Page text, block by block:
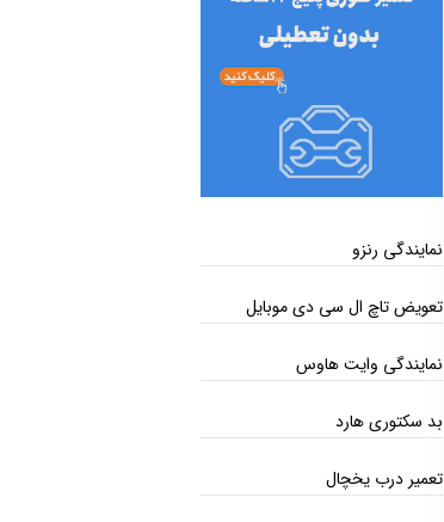
نمایندگی رنزو
تعویض تاچ ال سی دی موبایل
نمایندگی وایت هاوس
بد سکتوری هارد
تعمیر درب یخچال